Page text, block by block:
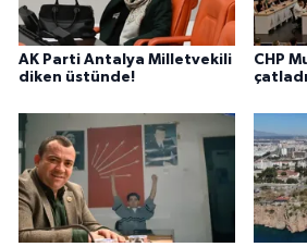
AK Parti Antalya Milletvekili
diken üstünde!
CHP